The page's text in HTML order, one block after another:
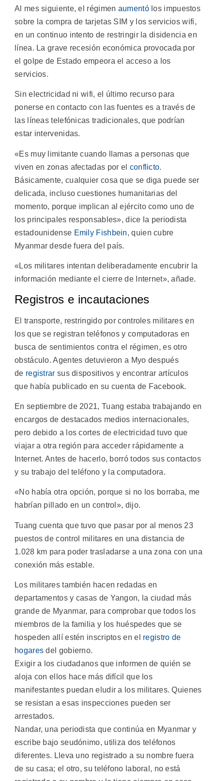
Al mes siguiente, el régimen aumentólos impuestos
sobre la compra de tarjetas SIM y los servicios wifi,
en un continuo intento de restringir la disidencia en
línea. La grave recesión económica provocada por
el golpe de Estado empeora el acceso a los
servicios.
Sin electricidad ni wifi, el último recurso para
ponerse en contacto con las fuentes es a través de
las líneas telefónicas tradicionales, que podrían
estar intervenidas.
«Es muy limitante cuando llamas a personas que
viven en zonas afectadas por el conflicto.
Básicamente, cualquier cosa que se diga puede ser
delicada, incluso cuestiones humanitarias del
momento, porque implican al ejército como uno de
los principales responsables», dice la periodista
estadounidense Emily Fishbein, quien cubre
Myanmar desde fuera del país.
«Los militares intentan deliberadamente encubrir la
información mediante el cierre de Internet», añade.
Registros e incautaciones
El transporte, restringido por controles militares en
los que se registran teléfonos y computadoras en
busca de sentimientos contra el régimen, es otro
obstáculo. Agentes detuvieron a Myo después
de registrar sus dispositivos y encontrar artículos
que había publicado en su cuenta de Facebook.
En septiembre de 2021, Tuang estaba trabajando en
encargos de destacados medios internacionales,
pero debido a los cortes de electricidad tuvo que
viajar a otra región para acceder rápidamente a
Internet. Antes de hacerlo, borró todos sus contactos
y su trabajo del teléfono y la computadora.
«No había otra opción, porque si no los borraba, me
habrían pillado en un control», dijo.
Tuang cuenta que tuvo que pasar por al menos 23
puestos de control militares en una distancia de
1.028 km para poder trasladarse a una zona con una
conexión más estable.
Los militares también hacen redadas en
departamentos y casas de Yangon, la ciudad más
grande de Myanmar, para comprobar que todos los
miembros de la familia y los huéspedes que se
hospeden allí estén inscriptos en el registro de
hogares del gobierno.
Exigir a los ciudadanos que informen de quién se
aloja con ellos hace más difícil que los
manifestantes puedan eludir a los militares. Quienes
se resistan a esas inspecciones pueden ser
arrestados.
Nandar, una periodista que continúa en Myanmar y
escribe bajo seudónimo, utiliza dos teléfonos
diferentes. Lleva uno registrado a su nombre fuera
de su casa; el otro, su teléfono laboral, no está